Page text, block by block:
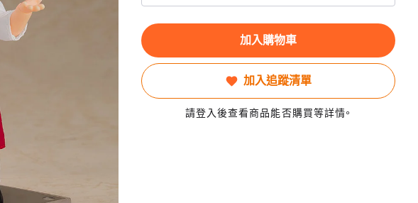
加入購物車
加入追蹤清單
請登入後查看商品能否購買等詳情。